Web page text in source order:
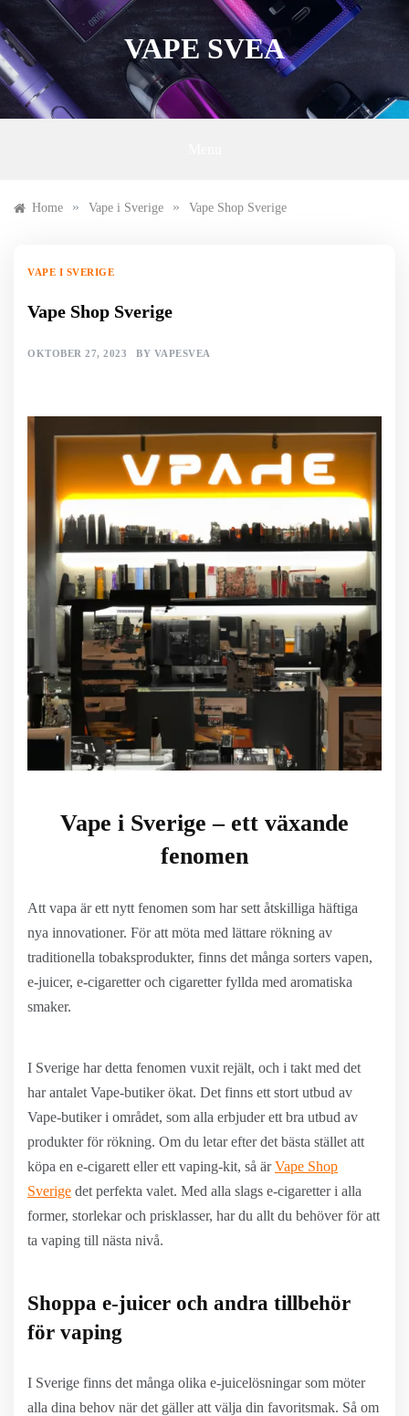
to
content
VAPE SVEA
Home » Vape i Sverige » Vape Shop Sverige
VAPE I SVERIGE
Vape Shop Sverige
OKTOBER 27, 2023 BY VAPESVEA
Vape i Sverige – ett växande
fenomen
Att vapa är ett nytt fenomen som har sett åtskilliga häftiga
nya innovationer. För att möta med lättare rökning av
traditionella tobaksprodukter, finns det många sorters vapen,
e-juicer, e-cigaretter och cigaretter fyllda med aromatiska
smaker.
I Sverige har detta fenomen vuxit rejält, och i takt med det
har antalet Vape-butiker ökat. Det finns ett stort utbud av
Vape-butiker i området, som alla erbjuder ett bra utbud av
produkter för rökning. Om du letar efter det bästa stället att
köpa en e-cigarett eller ett vaping-kit, så ärVape Shop
Sverige det perfekta valet. Med alla slags e-cigaretter i alla
former, storlekar och prisklasser, har du allt du behöver för att
ta vaping till nästa nivå.
Shoppa e-juicer och andra tillbehör
för vaping
I Sverige finns det många olika e-juicelösningar som möter
alla dina behov när det gäller att välja din favoritsmak. Så om